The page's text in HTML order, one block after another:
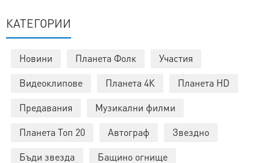
КАТЕГОРИИ
Новини Планета Фолк
Участия
Видеоклипове
Планета 4К
Планета HD
Предавания
Музикални филми
Планета Топ 20
Автограф
Звездно
Бъди звезда
Бащино огнище